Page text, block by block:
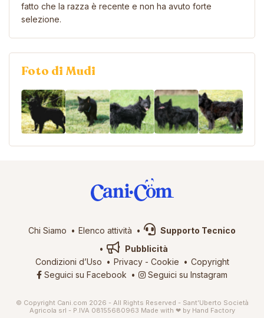
fatto che la razza è recente e non ha avuto forte
selezione.
Foto di Mudi
Chi Siamo Elenco attività
Supporto Tecnico
Pubblicità
Condizioni d’Uso
Privacy- Cookie
Copyright
Seguici su Facebook
Seguici su Instagram
© Copyright Cani.com 2026 - All Rights Reserved - Sant’Uberto Società
Agricola srl - P.IVA 08155680963 Made with ❤ by Hand Factory